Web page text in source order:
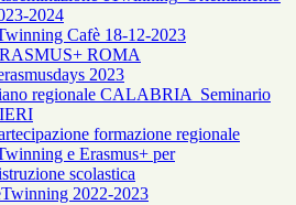
2024
Cafè 18-12-2023
ROMA
2023
regionale CALABRIA Seminario
formazione regionale
e Erasmus+ per
scolastica
2022-2023